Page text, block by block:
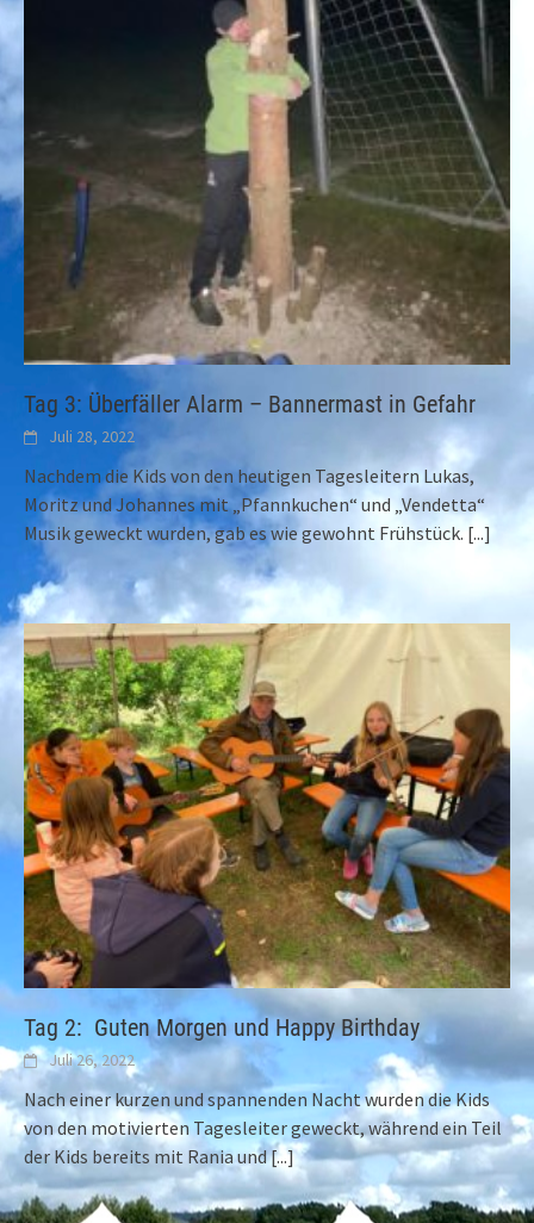
Tag 3: Überfäller Alarm – Bannermast in Gefahr
Juli 28, 2022
Nachdem die Kids von den heutigen Tagesleitern Lukas,
Moritz und Johannes mit „Pfannkuchen“ und „Vendetta“
Musik geweckt wurden, gab es wie gewohnt Frühstück. [...]
Tag 2: Guten Morgen und Happy Birthday
Juli 26, 2022
Nach einer kurzen und spannenden Nacht wurden die Kids
von den motivierten Tagesleiter geweckt, während ein Teil
der Kids bereits mit Rania und[...]